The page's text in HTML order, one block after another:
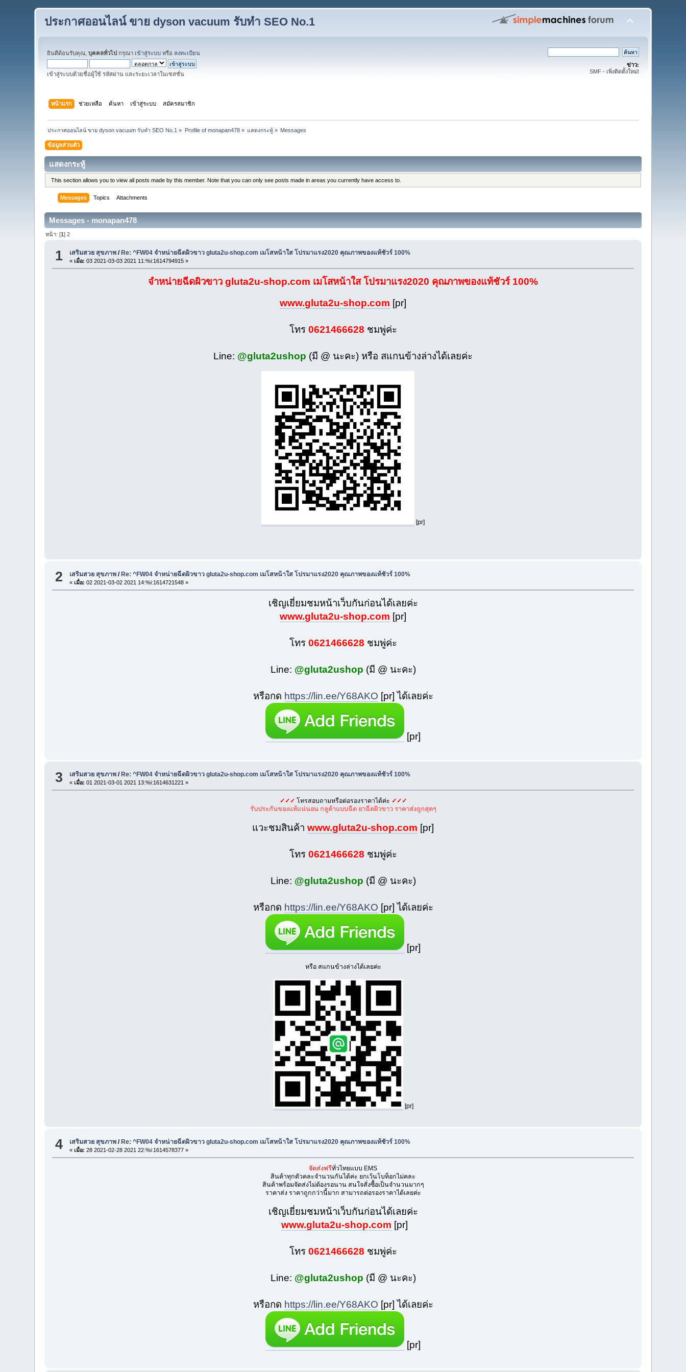
ประกาศออนไลน์ ขาย dyson vacuum รับทำ SEO No.1
ยินดีต้อนรับคุณ,บุคคลทั่วไป กรุณา เข้าสู่ระบบ หรือ ลงทะเบียน
เข้าสู่ระบบด้วยชื่อผู้ใช้ รหัสผ่าน และระยะเวลาในเซสชั่น
ข่าว:
SMF - เพิ่งติดตั้งใหม่!
หน้าแรก ช่วยเหลือ ค้นหา เข้าสู่ระบบ สมัครสมาชิก
ประกาศออนไลน์ ขาย dyson vacuum รับทำ SEO No.1 » Profile of monapan478» แสดงกระทู้ » Messages
ข้อมูลส่วนตัว
แสดงกระทู้
This section allows you to view all posts made by this member. Note that you can only see posts made in areas you currently have access to.
Messages Topics Attachments
Messages - monapan478
หน้า: [1]2
1 เสริมสวย สุขภาพ / Re: ^FW04 จำหน่ายฉีดผิวขาว gluta2u-shop.com เมโสหน้าใส โปรมาแรง2020 คุณภาพของแท้ชัวร์ 100%
«เมื่อ: 03 2021-03-03 2021 11:%i:1614794915 »
จำหน่ายฉีดผิวขาว gluta2u-shop.com เมโสหน้าใส โปรมาแรง2020 คุณภาพของแท้ชัวร์ 100%
www.gluta2u-shop.com [pr]
โทร 0621466628 ชมพู่ค่ะ
Line: @gluta2ushop (มี @ นะคะ) หรือ สแกนข้างล่างได้เลยค่ะ
[pr]
2 เสริมสวย สุขภาพ /Re: ^FW04 จำหน่ายฉีดผิวขาว gluta2u-shop.com เมโสหน้าใส โปรมาแรง2020 คุณภาพของแท้ชัวร์ 100%
«เมื่อ: 02 2021-03-02 2021 14:%i:1614721548 »
เชิญเยี่ยมชมหน้าเว็บกันก่อนได้เลยค่ะ
www.gluta2u-shop.com [pr]
โทร 0621466628 ชมพู่ค่ะ
Line: @gluta2ushop (มี @ นะคะ)
หรือกด https://lin.ee/Y68AKO [pr] ได้เลยค่ะ
[pr]
3 เสริมสวย สุขภาพ / Re: ^FW04 จำหน่ายฉีดผิวขาว gluta2u-shop.com เมโสหน้าใส โปรมาแรง2020 คุณภาพของแท้ชัวร์ 100%
«เมื่อ: 01 2021-03-01 2021 13:%i:1614631221 »
✓✓✓ โทรสอบถามหรือต่อรองราคาได้ค่ะ ✓✓✓
รับประกันของแท้แน่นอน กลูต้าแบบฉีด ยาฉีดผิวขาว ราคาส่งถูกสุดๆ
แวะชมสินค้า www.gluta2u-shop.com [pr]
โทร 0621466628 ชมพู่ค่ะ
Line: @gluta2ushop (มี @ นะคะ)
หรือกด https://lin.ee/Y68AKO [pr] ได้เลยค่ะ
[pr]
หรือ สแกนข้างล่างได้เลยค่ะ
[pr]
4 เสริมสวย สุขภาพ /Re: ^FW04 จำหน่ายฉีดผิวขาว gluta2u-shop.com เมโสหน้าใส โปรมาแรง2020 คุณภาพของแท้ชัวร์ 100%
«เมื่อ: 28 2021-02-28 2021 22:%i:1614578377 »
จัดส่งฟรีทั่วไทยแบบ EMS
สินค้าทุกตัวคละจำนวนกันได้ค่ะ ยกเว้นโบท็อกไม่คละ
สินค้าพร้อมจัดส่งไม่ต้องรอนาน สนใจสั่งซื้อเป็นจำนวนมากๆ
ราคาส่ง ราคาถูกกว่านี้มาก สามารถต่อรองราคาได้เลยค่ะ
เชิญเยี่ยมชมหน้าเว็บกันก่อนได้เลยค่ะ
www.gluta2u-shop.com [pr]
โทร 0621466628 ชมพู่ค่ะ
Line: @gluta2ushop (มี @ นะคะ)
หรือกด https://lin.ee/Y68AKO [pr] ได้เลยค่ะ
[pr]